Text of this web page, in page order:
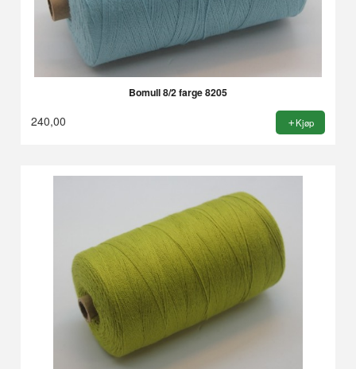
Bomull 8/2 farge 8205
240,00 Kjøp